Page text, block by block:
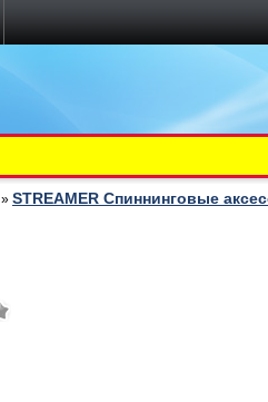
» STREAMER Спиннинговые